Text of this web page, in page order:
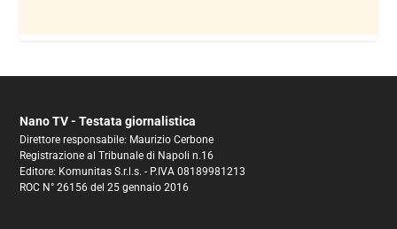
Nano TV - Testata giornalistica
Direttore responsabile: Maurizio Cerbone
Registrazione al Tribunale di Napoli n.16
Editore: Komunitas S.r.l.s. - P.IVA 08189981213
ROC N° 26156 del 25 gennaio 2016